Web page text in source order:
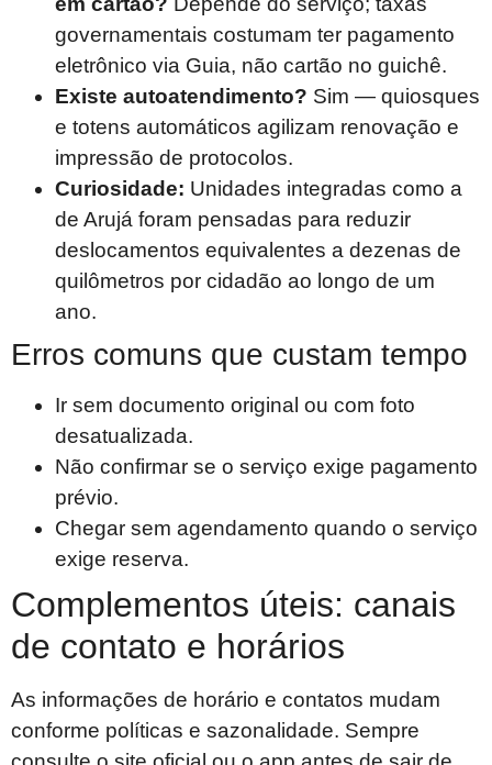
governamentais costumam ter pagamento
eletrônico via Guia, não cartão no guichê.
Existe autoatendimento? Sim — quiosques
e totens automáticos agilizam renovação e
impressão de protocolos.
Curiosidade: Unidades integradas como a
de Arujá foram pensadas para reduzir
deslocamentos equivalentes a dezenas de
quilômetros por cidadão ao longo de um
ano.
Erros comuns que custam tempo
Ir sem documento original ou com foto
desatualizada.
Não confirmar se o serviço exige pagamento
prévio.
Chegar sem agendamento quando o serviço
exige reserva.
Complementos úteis: canais
de contato e horários
As informações de horário e contatos mudam
conforme políticas e sazonalidade. Sempre